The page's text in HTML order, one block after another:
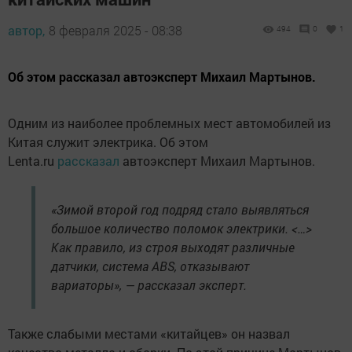
автор, 8 февраля 2025 - 08:38 494 0 1
Об этом рассказал автоэксперт Михаил Мартынов.
Одним из наиболее проблемных мест автомобилей из
Китая служит электрика. Об этом
Lenta.ru рассказал автоэксперт Михаил Мартынов.
«Зимой второй год подряд стало выявляться
большое количество поломок электрики. <…>
Как правило, из строя выходят различные
датчики, система ABS, отказывают
вариаторы», — рассказал эксперт.
Также слабыми местами «китайцев» он назвал